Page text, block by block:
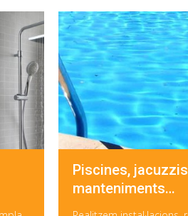
Piscines,
manteniments…